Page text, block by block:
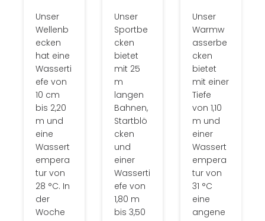
Unser
Wellenb
ecken
hat eine
Wasserti
efe von
10 cm
bis 2,20
m und
eine
Wassert
empera
tur von
28 °C. In
der
Woche
Unser
Sportbe
cken
bietet
mit 25
m
langen
Bahnen,
Startblö
cken
und
einer
Wasserti
efe von
1,80 m
bis 3,50
Unser
Warmw
asserbe
cken
bietet
mit einer
Tiefe
von 1,10
m und
einer
Wassert
empera
tur von
31 °C
eine
angene